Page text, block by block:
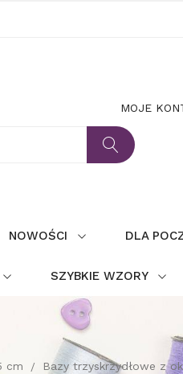
MOJE
NOWOŚCI DLA
SZYBKIE WZORY
cm
Bazy trzyskrzydłowe z